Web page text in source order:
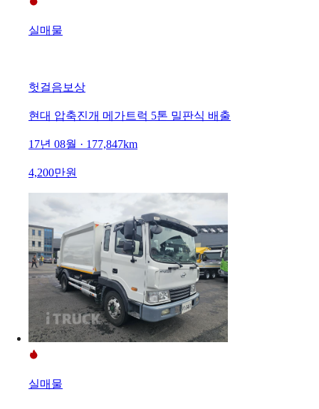
실매물
헛걸음보상
현대 압축진개 메가트럭 5톤 밀판식 배출
17년 08월 · 177,847km
4,200만원
실매물